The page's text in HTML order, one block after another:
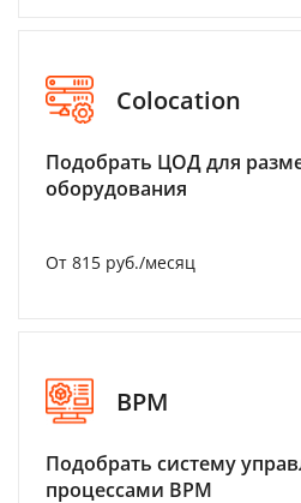
Colocation
Подобрать ЦОД для
оборудования
От 815 руб./месяц
BPM
Подобрать систему
процессами BPM